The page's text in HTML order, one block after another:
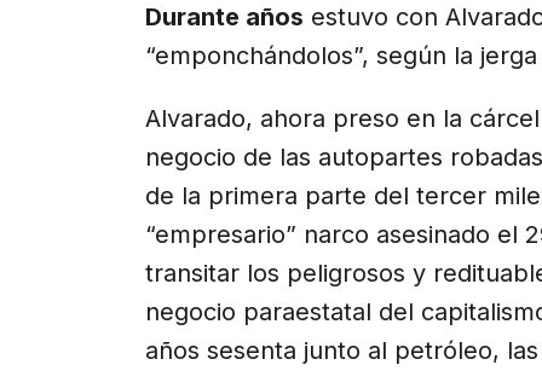
Durante años estuvo con
“emponchándolos”, según la
Alvarado, ahora preso en la
negocio de las autopartes
de la primera parte del tercer
“empresario” narco asesinado el
transitar los peligrosos y
negocio paraestatal del
años sesenta junto al petróleo,